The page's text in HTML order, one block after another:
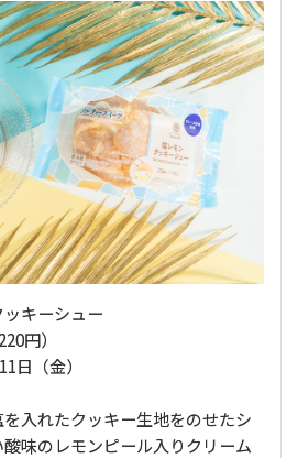
ッキーシュー
円）
日（金）
を入れたクッキー生地をのせたシ
味のレモンピール入りクリーム